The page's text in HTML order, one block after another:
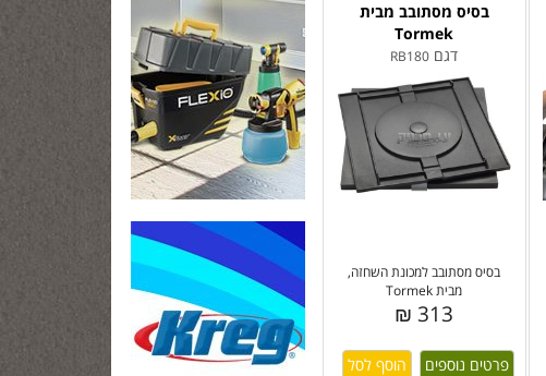
בסיס מסתובב מבית
Tormek
דגם RB180
בסיס מסתובב למכונת השחזה,
מבית Tormek
313 ₪
פרטים נוספים